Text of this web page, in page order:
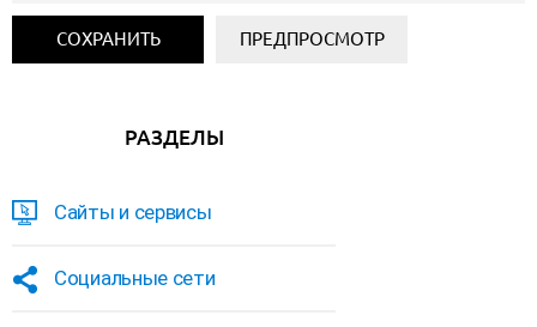
РАЗДЕЛЫ
Сайты и сервисы
Социальные сети